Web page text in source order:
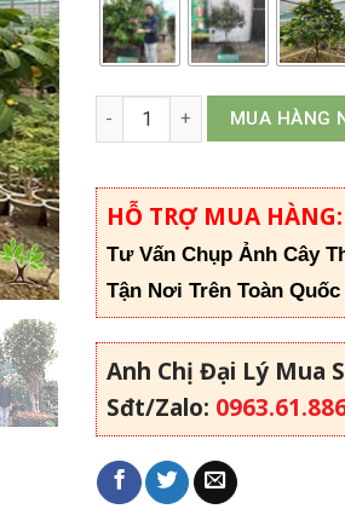
Trà Hoa Vàng số lượngMUA HÀNG
HỖ TRỢ MUA HÀNG:
Tư Vấn Chụp Ảnh Cây
Tận Nơi Trên Toàn Quốc
Anh Chị Đại Lý Mua
Sđt/Zalo: